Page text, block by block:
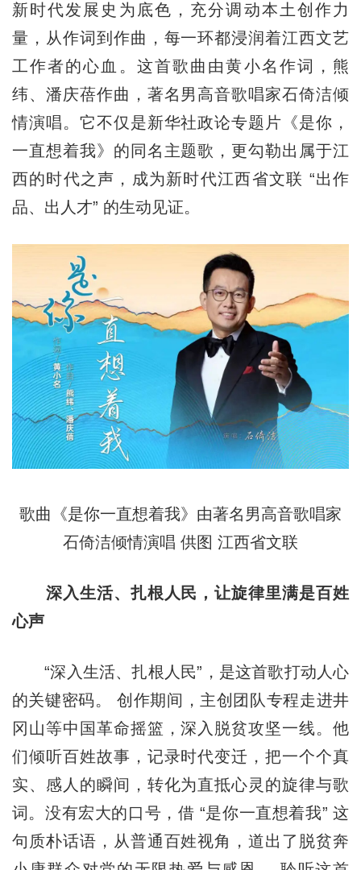
新时代发展史为底色，充分调动本土创作力
量，从作词到作曲，每一环都浸润着江西文艺
工作者的心血。这首歌曲由黄小名作词，熊
纬、潘庆蓓作曲，著名男高音歌唱家石倚洁倾
情演唱。它不仅是新华社政论专题片《是你，
一直想着我》的同名主题歌，更勾勒出属于江
西的时代之声，成为新时代江西省文联 “出作
品、出人才” 的生动见证。
歌曲《是你一直想着我》由著名男高音歌唱家
石倚洁倾情演唱 供图 江西省文联
深入生活、扎根人民，让旋律里满是百姓
心声
“深入生活、扎根人民”，是这首歌打动人心
的关键密码。 创作期间，主创团队专程走进井
冈山等中国革命摇篮，深入脱贫攻坚一线。他
们倾听百姓故事，记录时代变迁，把一个个真
实、感人的瞬间，转化为直抵心灵的旋律与歌
词。没有宏大的口号，借 “是你一直想着我” 这
句质朴话语，从普通百姓视角，道出了脱贫奔